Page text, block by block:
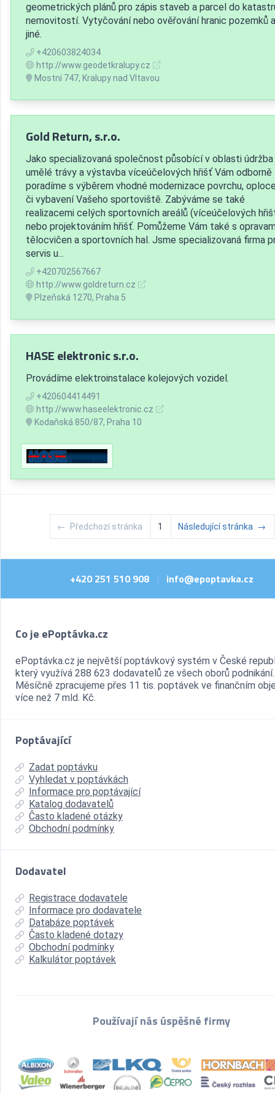
geometrických plánů pro zápis staveb a parcel do
nemovitostí. Vytyčování nebo ověřování hranic pozemků a
jiné.
+420603824034
http://www.geodetkralupy.cz
Mostní 747, Kralupy nad Vltavou
Gold Return, s.r.o.
Jako specializovaná společnost působící v oblasti údržba
umělé trávy a výstavba víceúčelových hřišť Vám odborně
poradíme s výběrem vhodné modernizace povrchu,
či vybavení Vašeho sportoviště. Zabýváme se také
realizacemi celých sportovních areálů (víceúčelových
nebo projektováním hřišť. Pomůžeme Vám také s
tělocvičen a sportovních hal. Jsme specializovaná firma
servis u...
+420702567667
http://www.goldreturn.cz
Plzeňská 1270, Praha 5
HASE elektronic s.r.o.
Provádíme elektroinstalace kolejových vozidel.
+420604414491
http://www.haseelektronic.cz
Kodaňská 850/87, Praha 10
← Předchozí stránka 1 Následující stránka →
+420 251 510 908 | info@epoptavka.cz
Co je ePoptávka.cz
ePoptávka.cz je největší poptávkový systém v České
který využívá 288 623 dodavatelů ze všech oborů podnikání.
Měsíčně zpracujeme přes 11 tis. poptávek ve finančním
více než 7 mld. Kč.
Poptávající
Zadat poptávku
Vyhledat v poptávkách
Informace pro poptávající
Katalog dodavatelů
Často kladené otázky
Obchodní podmínky
Dodavatel
Registrace dodavatele
Informace pro dodavatele
Databáze poptávek
Často kladené dotazy
Obchodní podmínky
Kalkulátor poptávek
Používají nás úspěšné firmy